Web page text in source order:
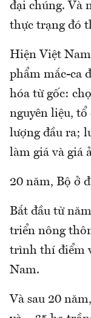
đại chúng. Và
thực trạng đó
Hiện Việt
phẩm mắc-ca
hóa từ gốc:
nguyên liệu, tổ
lượng đầu ra;
làm giá và giá
20 năm, Bộ ở
Bắt đầu từ
triển nông
trình thí điểm
Nam.
Và sau 20